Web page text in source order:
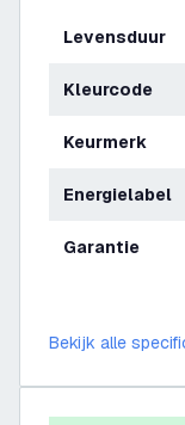
Levensduur
Kleurcode
Keurmerk
Energielabel
Garantie
Bekijk alle